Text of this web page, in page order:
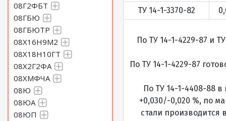
08Г2ФБТ
08ГБЮ
08ГБЮТР
08Х16Н9М2
08Х18Н10ГТ
08Х2Г2ФА
08ХМФЧА
08Ю
08ЮА
08ЮП
ТУ 14-1-3370-82
По ТУ 14-1-4229-87 и
По ТУ 14-1-4229-87
По ТУ 14-1-4408-88
+0,030/-0,020 %, по
стали производится